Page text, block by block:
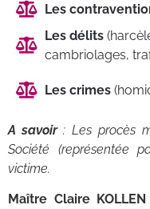
Les
Les délits
cambriolages,
Les crimes
A savoir: Les procès
Société (représentée
victime.
Maître Claire